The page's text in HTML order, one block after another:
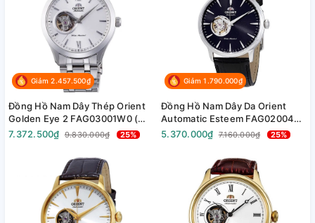
Giảm 2.457.500₫
Đồng Hồ Nam Dây Thép Orient
Golden Eye 2 FAG03001W0 (
SAG03001W0 )( RN-AG0002S )
7.372.500₫ 9.830.000₫ 25%
Giảm 1.790.000₫
Đồng Hồ Nam Dây Da Orient
Automatic Esteem FAG02004B0
( SAG02004B0 ) ( TAG02004B0
5.370.000₫ 7.160.000₫ 25%